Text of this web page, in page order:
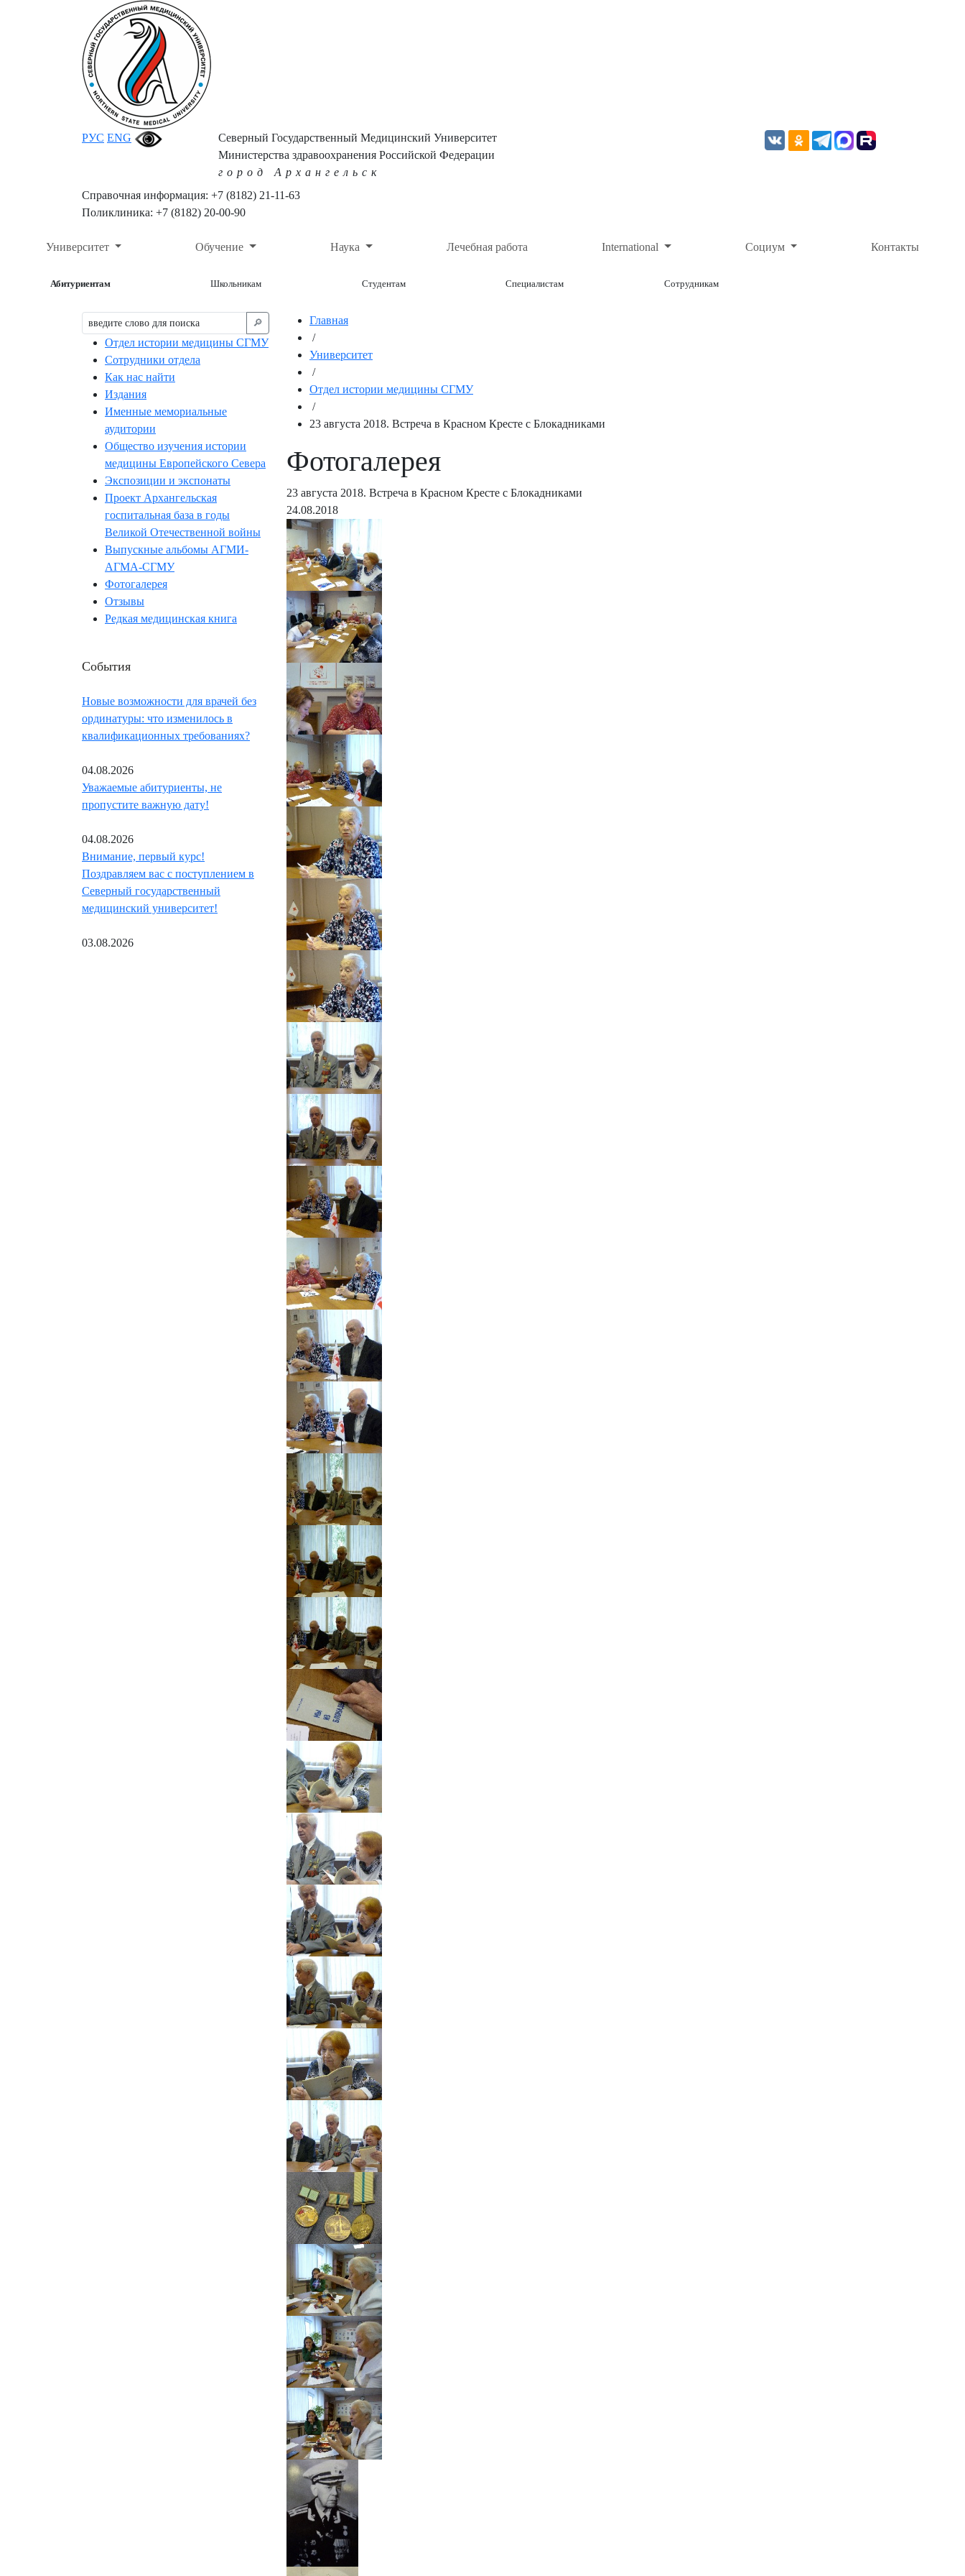
РУС ENG
Северный Государственный Медицинский Университет
Министерства здравоохранения Российской Федерации
город Архангельск
Справочная информация: +7 (8182) 21-11-63
Поликлиника: +7 (8182) 20-00-90
Университет Обучение Наука Лечебная работа International Социум Контакты
Абитуриентам Школьникам Студентам Специалистам Сотрудникам
🔎︎
Отдел истории медицины СГМУ
Сотрудники отдела
Как нас найти
Издания
Именные мемориальные
аудитории
Общество изучения истории
медицины Европейского Севера
Экспозиции и экспонаты
Проект Архангельская
госпитальная база в годы
Великой Отечественной войны
Выпускные альбомы АГМИ-
АГМА-СГМУ
Фотогалерея
Отзывы
Редкая медицинская книга
События
Новые возможности для врачей без
ординатуры: что изменилось в
квалификационных требованиях?
04.08.2026
Уважаемые абитуриенты, не
пропустите важную дату!
04.08.2026
Внимание, первый курс!
Поздравляем вас с поступлением в
Северный государственный
медицинский университет!
03.08.2026
Главная
/
Университет
/
Отдел истории медицины СГМУ
/
23 августа 2018. Встреча в Красном Кресте с Блокадниками
Фотогалерея
23 августа 2018. Встреча в Красном Кресте с Блокадниками
24.08.2018